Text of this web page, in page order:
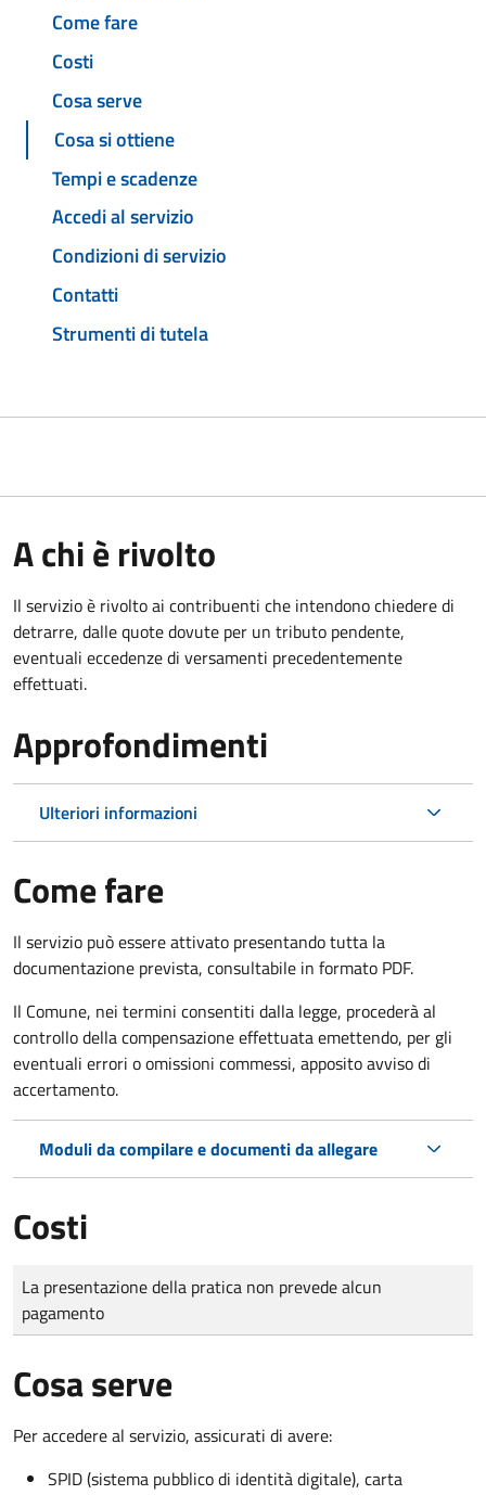
Come fare
Costi
Cosa serve
Cosa si ottiene
Tempi e scadenze
Accedi al servizio
Condizioni di servizio
Contatti
Strumenti di tutela
A chi è rivolto
Il servizio è rivolto ai contribuenti che intendono chiedere di
detrarre, dalle quote dovute per un tributo pendente,
eventuali eccedenze di versamenti precedentemente
effettuati.
Approfondimenti
Ulteriori informazioni
Come fare
Il servizio può essere attivato presentando tutta la
documentazione prevista, consultabile in formato PDF.
Il Comune, nei termini consentiti dalla legge, procederà al
controllo della compensazione effettuata emettendo, per gli
eventuali errori o omissioni commessi, apposito avviso di
accertamento.
Moduli da compilare e documenti da allegare
Costi
Tipo di pagamento
Importo
La presentazione della pratica non prevede alcun
pagamento
Cosa serve
Per accedere al servizio, assicurati di avere:
SPID (sistema pubblico di identità digitale), carta